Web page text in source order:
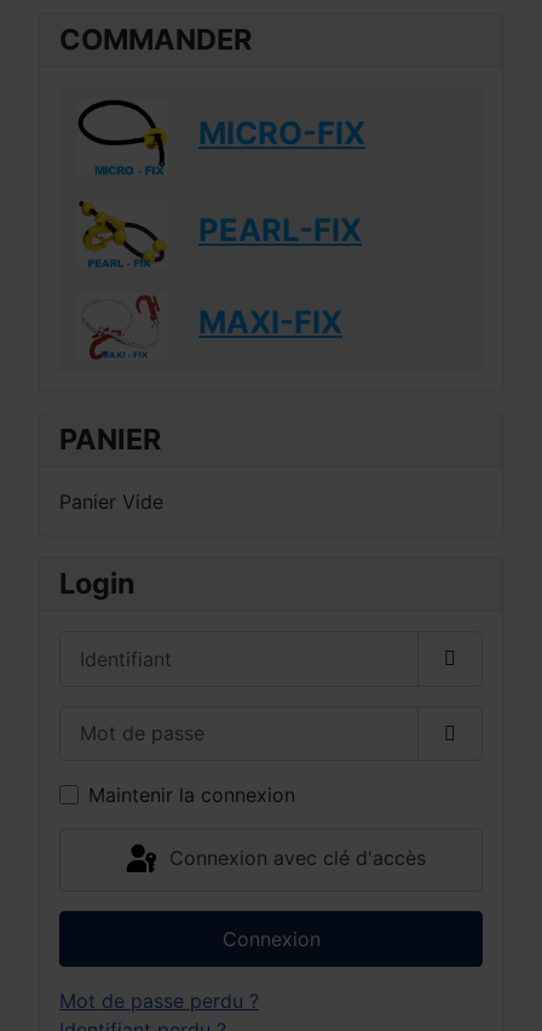
COMMANDER
MICRO-FIX
PEARL-FIX
MAXI-FIX
PANIER
Panier Vide
Login
Maintenir la connexion
Connexion avec clé d'accès
Connexion
Mot de passe perdu ?